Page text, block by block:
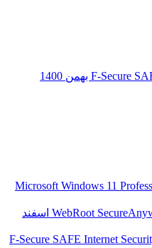
F-Secure
Microsoft Windows 11
WebRoot 21 اسفند